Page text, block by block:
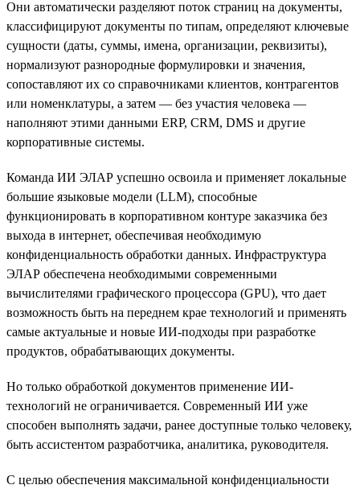
Они автоматически разделяют поток страниц на документы,
классифицируют документы по типам, определяют ключевые
сущности (даты, суммы, имена, организации, реквизиты),
нормализуют разнородные формулировки и значения,
сопоставляют их со справочниками клиентов, контрагентов
или номенклатуры, а затем — без участия человека —
наполняют этими данными ERP, CRM, DMS и другие
корпоративные системы.
Команда ИИ ЭЛАР успешно освоила и применяет локальные
большие языковые модели (LLM), способные
функционировать в корпоративном контуре заказчика без
выхода в интернет, обеспечивая необходимую
конфиденциальность обработки данных. Инфраструктура
ЭЛАР обеспечена необходимыми современными
вычислителями графического процессора (GPU), что дает
возможность быть на переднем крае технологий и применять
самые актуальные и новые ИИ-подходы при разработке
продуктов, обрабатывающих документы.
Но только обработкой документов применение ИИ-
технологий не ограничивается. Современный ИИ уже
способен выполнять задачи, ранее доступные только человеку,
быть ассистентом разработчика, аналитика, руководителя.
С целью обеспечения максимальной конфиденциальности